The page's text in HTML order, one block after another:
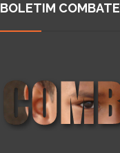
BOLETIM COMBATE